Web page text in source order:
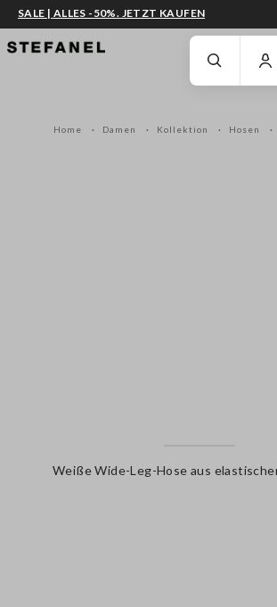
ZUM HAUPTINHALT SPRINGEN GEHEN SIE ZUM
SALE | ALLES -50%. JETZT KAUFEN
Home Damen Kollektion Hosen
Weiße Wide-Leg-Hose aus